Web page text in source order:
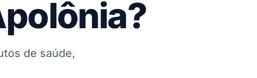
de saúde,